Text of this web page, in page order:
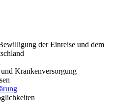
der Einreise und dem
Krankenversorgung